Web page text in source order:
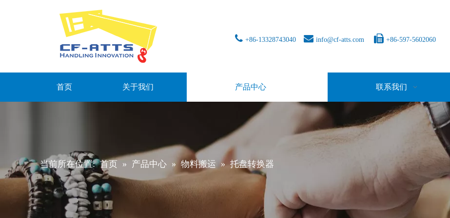
 +86-13328743040  info@cf-atts.com  +86-597-5602060
首页 关于我们 产品中心 联系我们
当前所在位置: 首页 » 产品中心 » 物料搬运 » 托盘转换器